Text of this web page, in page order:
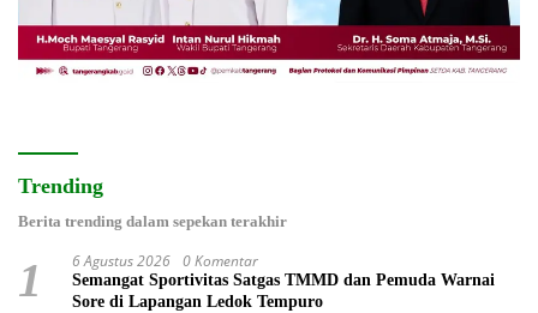
Trending
Berita trending dalam sepekan terakhir
1 6 Agustus 2026 0 Komentar
Semangat Sportivitas Satgas TMMD dan Pemuda Warnai
Sore di Lapangan Ledok Tempuro